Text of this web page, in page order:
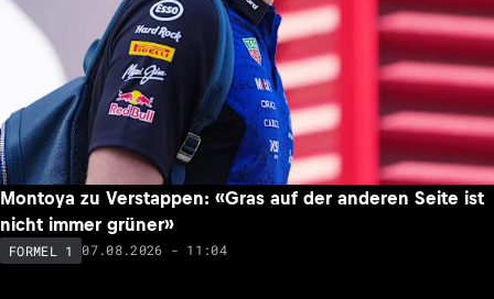
Ehrgeizige Ziele: Kampfansage von McLaren-Teamchef
Andrea Stella
FORMEL 1 07.08.2026 - 14:14